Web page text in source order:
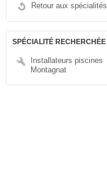
Retour aux spécialités
SPÉCIALITÉ RECHERCHÉE
Installateurs piscines
Montagnat